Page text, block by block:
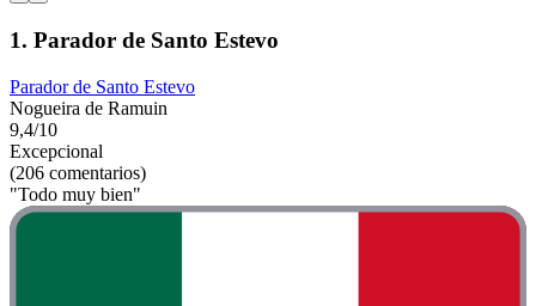
1. Parador de Santo Estevo
Parador de Santo Estevo
Nogueira de Ramuin
9,4/10
Excepcional
(206 comentarios)
"Todo muy bien"